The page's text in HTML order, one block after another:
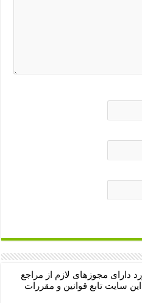
مجوزهای لازم از مراجع
سایت تابع قوانین و مقررات